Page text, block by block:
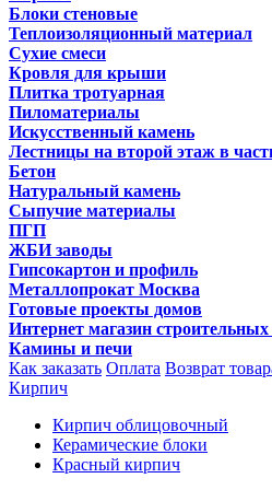
Блоки стеновые
Теплоизоляционный материал
Сухие смеси
Кровля для крыши
Плитка тротуарная
Пиломатериалы
Искусственный камень
Лестницы на второй этаж в
Бетон
Натуральный камень
Сыпучие материалы
ПГП
ЖБИ заводы
Гипсокартон и профиль
Металлопрокат Москва
Готовые проекты домов
Интернет магазин
Камины и печи
Как заказать Оплата Возврат
Кирпич
Кирпич облицовочный
Керамические блоки
Красный кирпич